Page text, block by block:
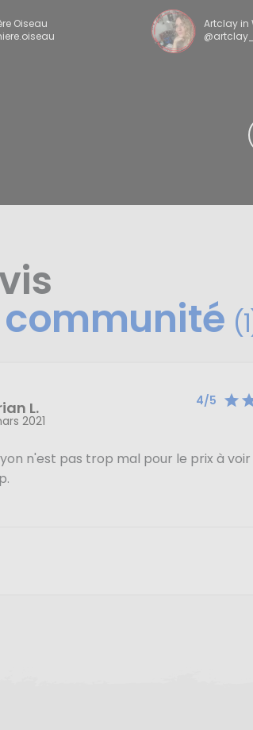
Oiseau
Artclay in
L.
2021
4/5 
n'est pas trop mal pour le prix à voir